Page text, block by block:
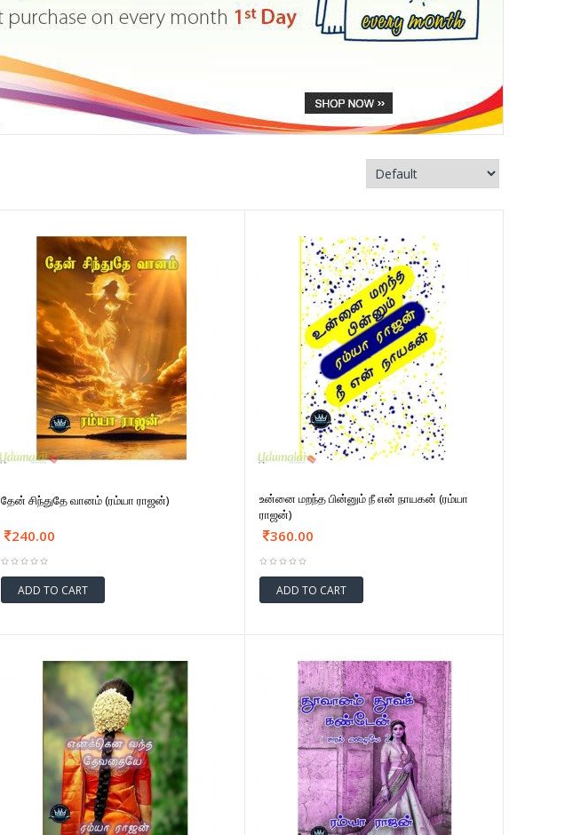
தேன் சிந்துதே வானம் (ரம்யா ராஜன்)
240.00
ADD TO CART
உன்னை மறந்த பின்னும் நீ என் நாயகன் (ரம்யா
ராஜன்)
360.00
ADD TO CART